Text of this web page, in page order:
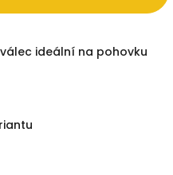
ideální na pohovku